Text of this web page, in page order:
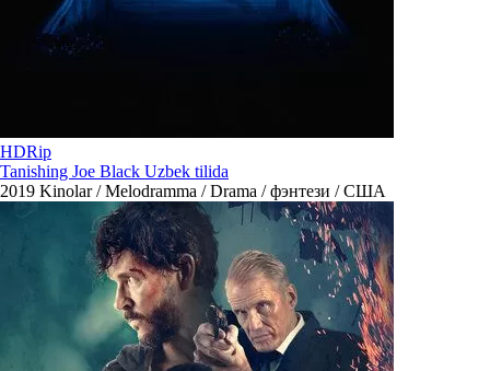
HDRip
Tanishing Joe Black Uzbek tilida
2019 Kinolar / Melodramma / Drama / фэнтези / США